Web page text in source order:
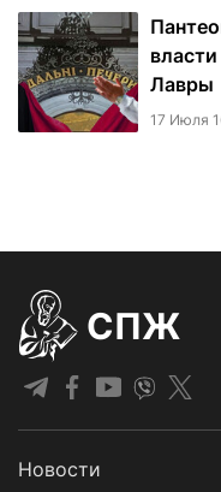
Лавры
17 Июля
СПЖ
Новости